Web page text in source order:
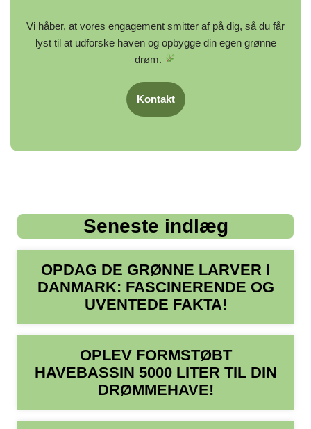
Vi håber, at vores engagement smitter af på dig, så du får
lyst til at udforske haven og opbygge din egen grønne
drøm.
Kontakt
Seneste indlæg
OPDAG DE GRØNNE LARVER I
DANMARK: FASCINERENDE OG
UVENTEDE FAKTA!
OPLEV FORMSTØBT
HAVEBASSIN 5000 LITER TIL DIN
DRØMMEHAVE!